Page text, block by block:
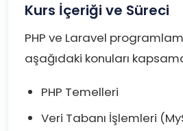
Kurs İçeriği ve Süreci
PHP ve Laravel
aşağıdaki konuları
PHP Temelleri
Veri Tabanı İşlemleri